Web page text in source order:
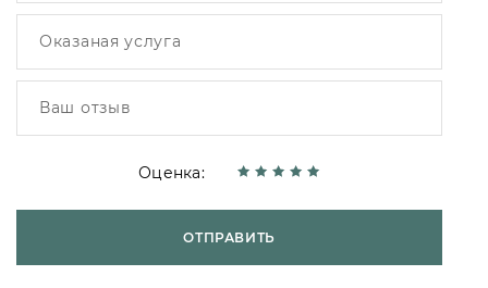
Оценка:
ОТПРАВИТЬ